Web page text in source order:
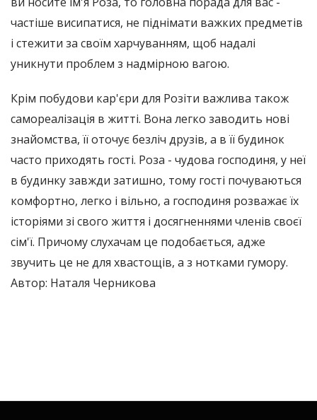
частіше висипатися, не піднімати важких предметів
і стежити за своїм харчуванням, щоб надалі
уникнути проблем з надмірною вагою.
Крім побудови кар'єри для Розіти важлива також
самореалізація в житті. Вона легко заводить нові
знайомства, її оточує безліч друзів, а в її будинок
часто приходять гості. Роза - чудова господиня, у неї
в будинку завжди затишно, тому гості почуваються
комфортно, легко і вільно, а господиня розважає їх
історіями зі свого життя і досягненнями членів своєї
сім'ї. Причому слухачам це подобається, адже
звучить це не для хвастощів, а з нотками гумору.
Автор: Наталя Черникова